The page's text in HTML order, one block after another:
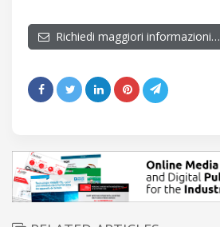
Richiedi maggiori informazioni…